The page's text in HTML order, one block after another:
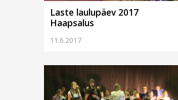
Laste laulupäev 2017
Haapsalus
11.6.2017